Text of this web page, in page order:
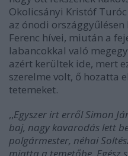
Okolicsányi Kristóf
az ónodi
Ferenc hívei, miután a
labancokkal való
azért kerültek ide, mert
szerelme volt, ő hozatta
tetemeket.
,,Egyszer irt erről Simon
baj, nagy kavarodás lett
polgármester, néhai
miatta a temetőbe. Egész